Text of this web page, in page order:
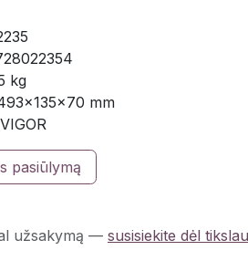
kg
mm
pasiūlymą
užsakymą — susisiekite dėl